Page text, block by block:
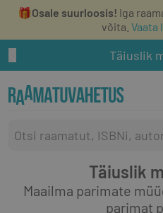
🎁Osale suurloosis! Iga
võita. Vaata
Täiuslik
Täiuslik
Maailma parimate
parimat